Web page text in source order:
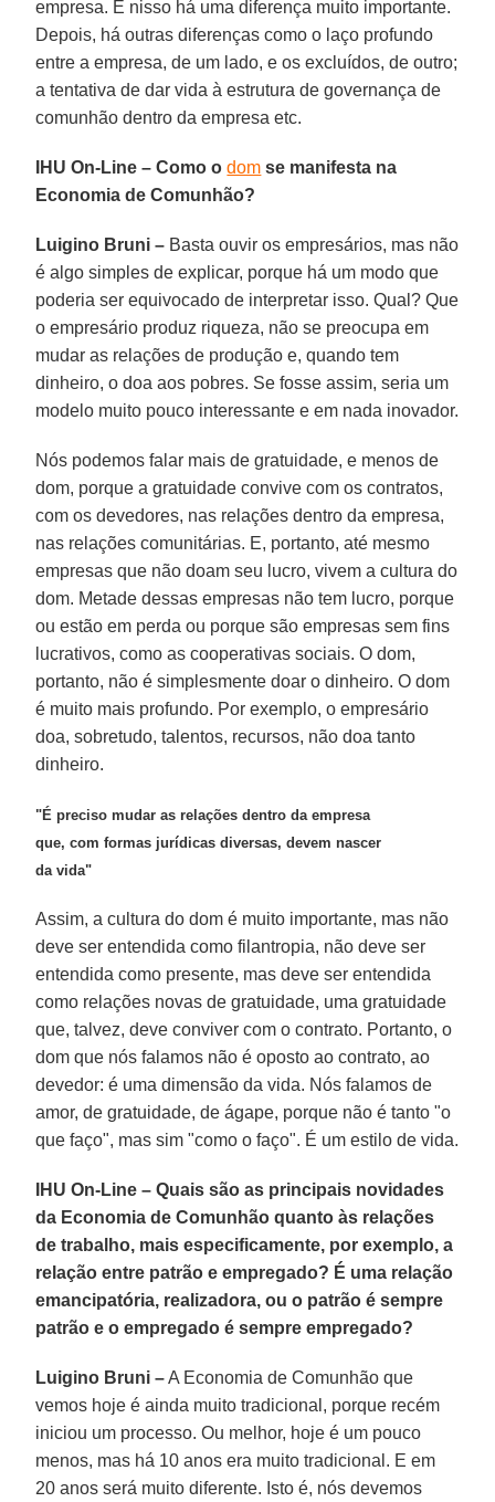
empresa. E nisso há uma diferença muito importante.
Depois, há outras diferenças como o laço profundo
entre a empresa, de um lado, e os excluídos, de outro;
a tentativa de dar vida à estrutura de governança de
comunhão dentro da empresa etc.
IHU On-Line – Como odom se manifesta na
Economia de Comunhão?
Luigino Bruni – Basta ouvir os empresários, mas não
é algo simples de explicar, porque há um modo que
poderia ser equivocado de interpretar isso. Qual? Que
o empresário produz riqueza, não se preocupa em
mudar as relações de produção e, quando tem
dinheiro, o doa aos pobres. Se fosse assim, seria um
modelo muito pouco interessante e em nada inovador.
Nós podemos falar mais de gratuidade, e menos de
dom, porque a gratuidade convive com os contratos,
com os devedores, nas relações dentro da empresa,
nas relações comunitárias. E, portanto, até mesmo
empresas que não doam seu lucro, vivem a cultura do
dom. Metade dessas empresas não tem lucro, porque
ou estão em perda ou porque são empresas sem fins
lucrativos, como as cooperativas sociais. O dom,
portanto, não é simplesmente doar o dinheiro. O dom
é muito mais profundo. Por exemplo, o empresário
doa, sobretudo, talentos, recursos, não doa tanto
dinheiro.
"É preciso mudar as relações dentro da empresa
que, com formas jurídicas diversas, devem nascer
da vida"
Assim, a cultura do dom é muito importante, mas não
deve ser entendida como filantropia, não deve ser
entendida como presente, mas deve ser entendida
como relações novas de gratuidade, uma gratuidade
que, talvez, deve conviver com o contrato. Portanto, o
dom que nós falamos não é oposto ao contrato, ao
devedor: é uma dimensão da vida. Nós falamos de
amor, de gratuidade, de ágape, porque não é tanto "o
que faço", mas sim "como o faço". É um estilo de vida.
IHU On-Line – Quais são as principais novidades
da Economia de Comunhão quanto às relações
de trabalho, mais especificamente, por exemplo, a
relação entre patrão e empregado? É uma relação
emancipatória, realizadora, ou o patrão é sempre
patrão e o empregado é sempre empregado?
Luigino Bruni –A Economia de Comunhão que
vemos hoje é ainda muito tradicional, porque recém
iniciou um processo. Ou melhor, hoje é um pouco
menos, mas há 10 anos era muito tradicional. E em
20 anos será muito diferente. Isto é, nós devemos